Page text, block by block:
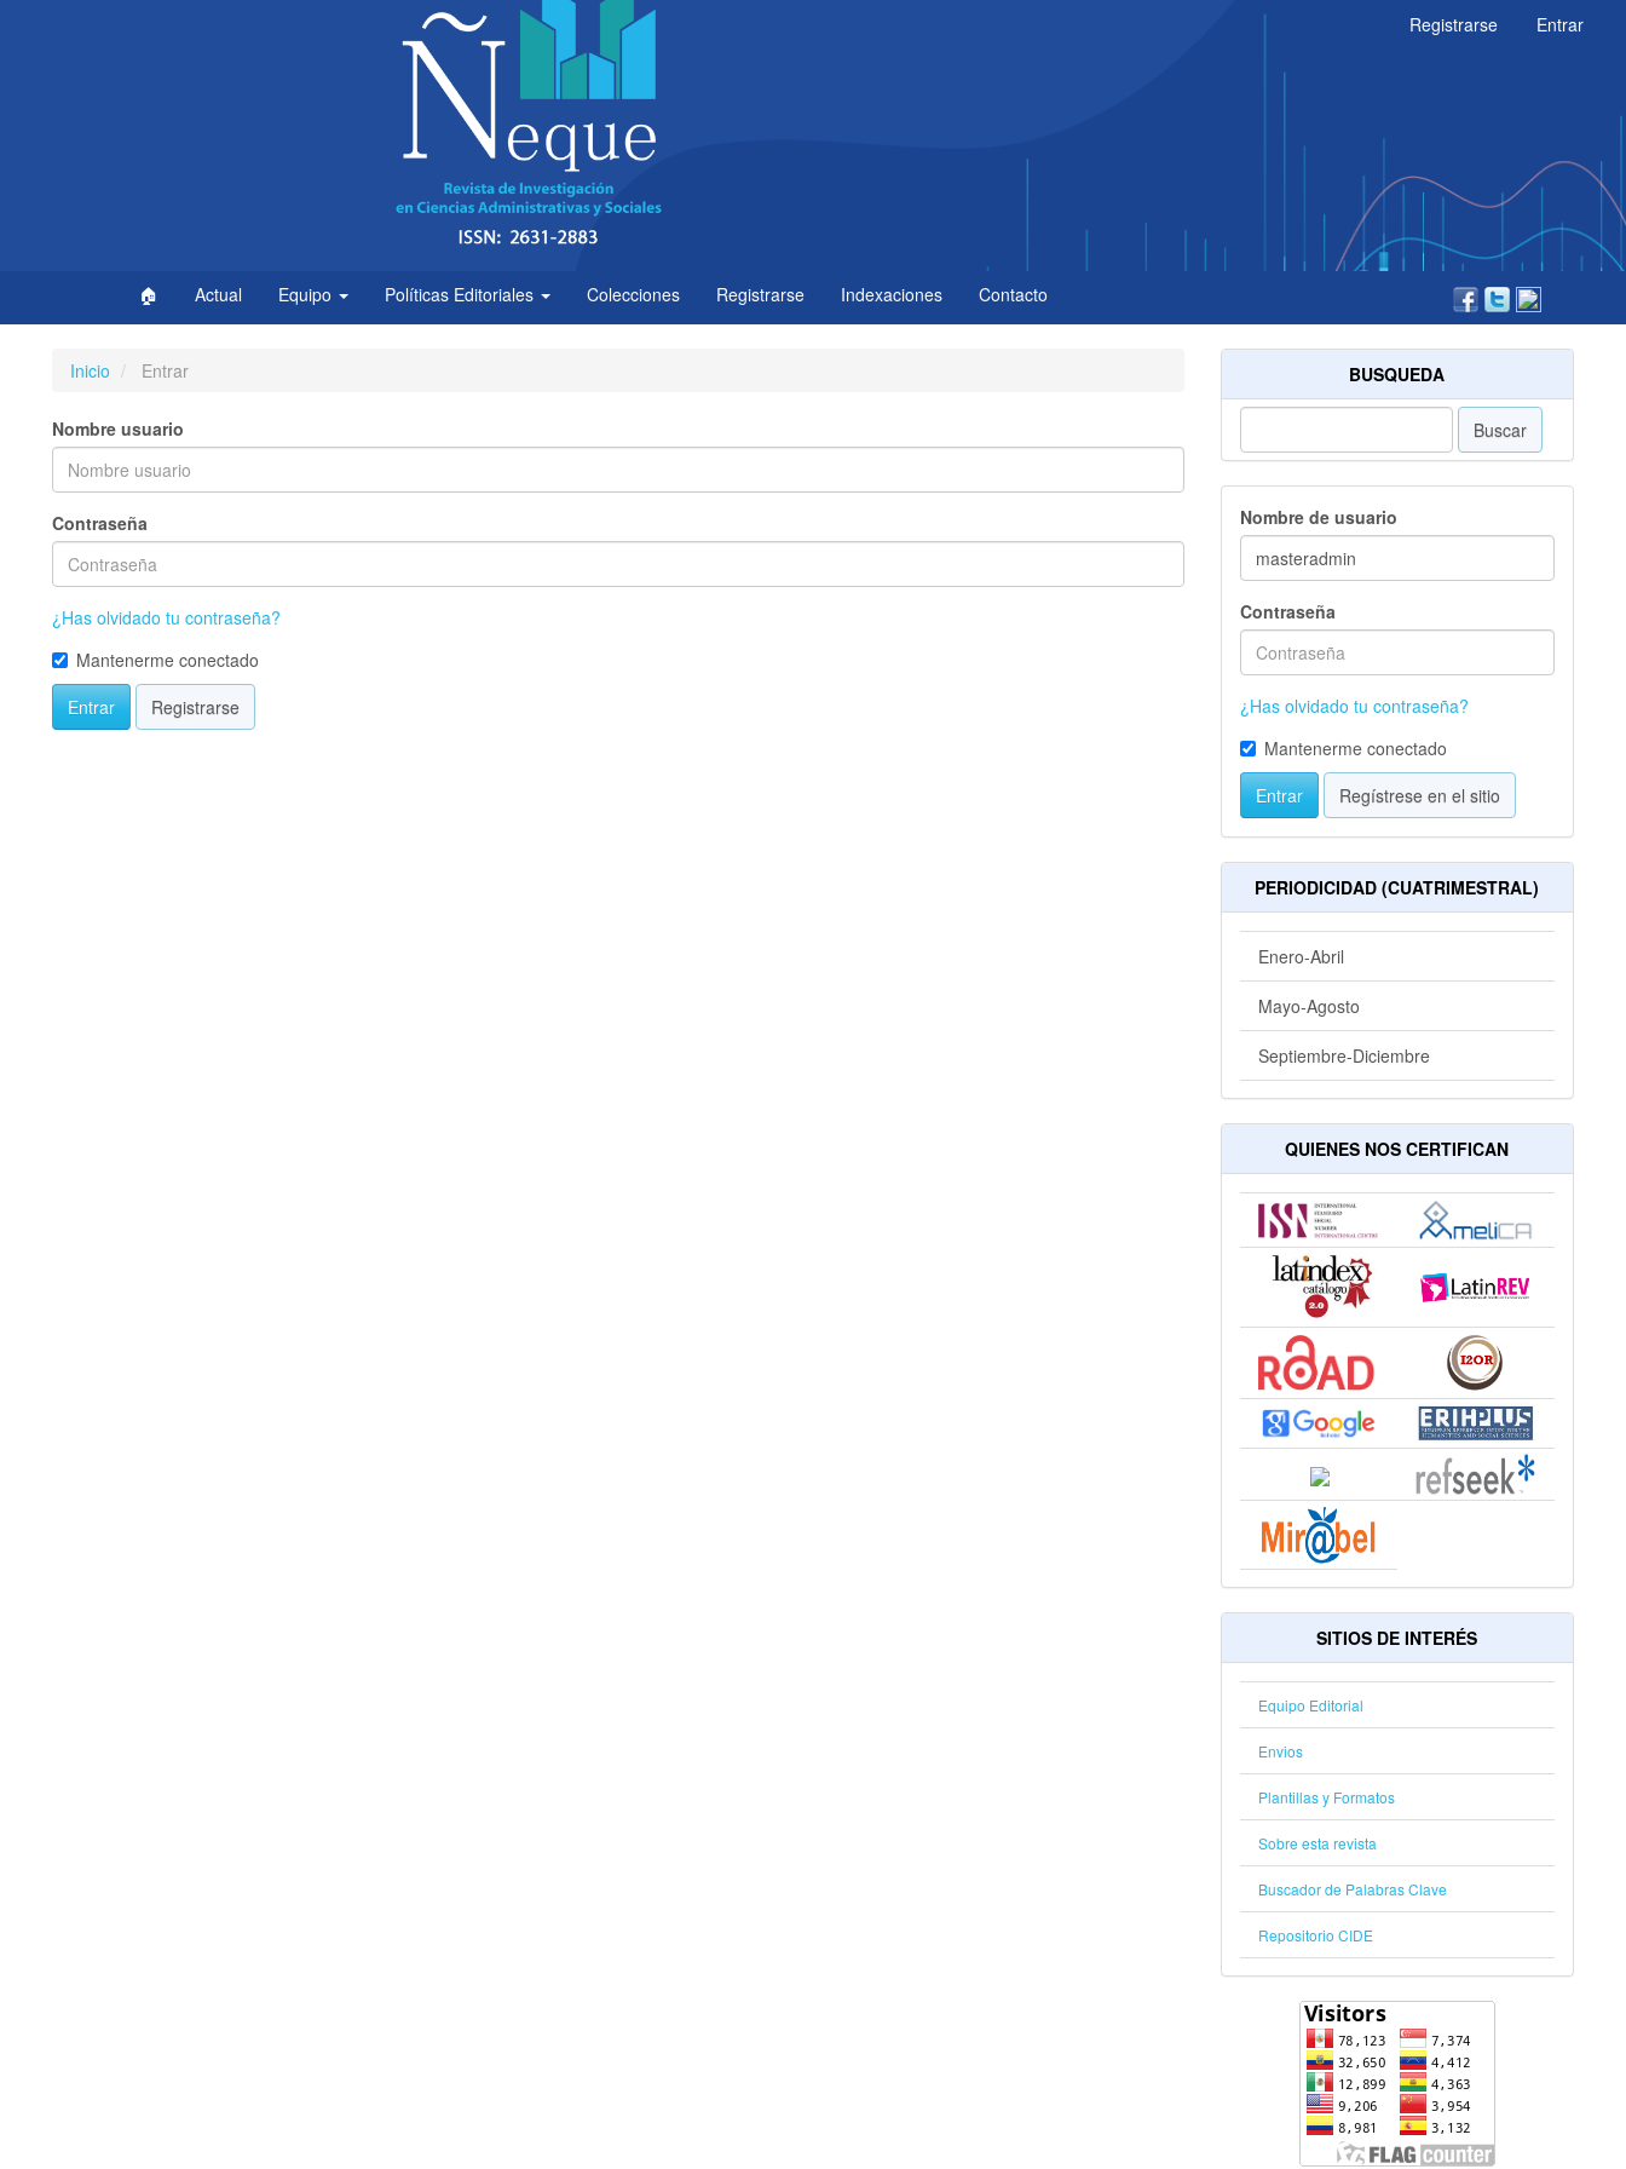
Registrarse Entrar
🏠 Actual Equipo Políticas Editoriales Colecciones Registrarse Indexaciones Contacto
Inicio Entrar
Nombre usuario
Contraseña
¿Has olvidado tu contraseña?
Mantenerme conectado
Entrar
Registrarse
BUSQUEDA
Buscar
Nombre de usuario
Contraseña
¿Has olvidado tu contraseña?
Mantenerme conectado
Entrar
Regístrese en el sitio
PERIODICIDAD (CUATRIMESTRAL)
Enero-Abril
Mayo-Agosto
Septiembre-Diciembre
QUIENES NOS CERTIFICAN
SITIOS DE INTERÉS
Equipo Editorial
Envios
Plantillas y Formatos
Sobre esta revista
Buscador de Palabras Clave
Repositorio CIDE